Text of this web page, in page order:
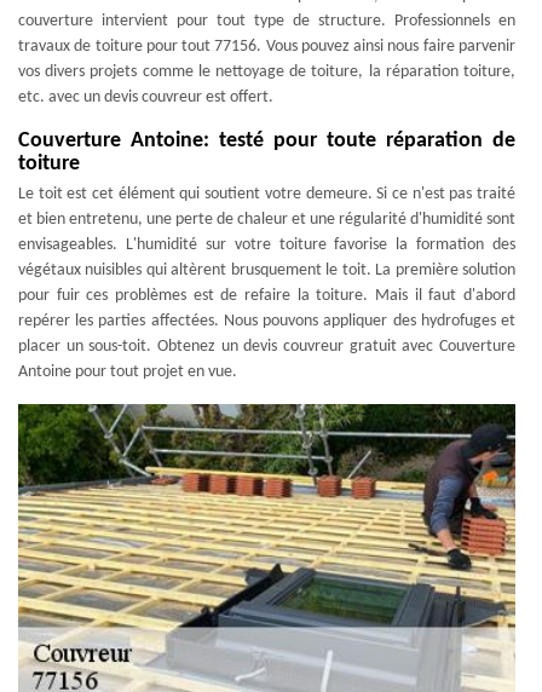
couverture intervient pour tout type de structure. Professionnels en
travaux de toiture pour tout 77156. Vous pouvez ainsi nous faire parvenir
vos divers projets comme le nettoyage de toiture, la réparation toiture,
etc. avec un devis couvreur est offert.
Couverture Antoine: testé pour toute réparation de
toiture
Le toit est cet élément qui soutient votre demeure. Si ce n'est pas traité
et bien entretenu, une perte de chaleur et une régularité d'humidité sont
envisageables. L'humidité sur votre toiture favorise la formation des
végétaux nuisibles qui altèrent brusquement le toit. La première solution
pour fuir ces problèmes est de refaire la toiture. Mais il faut d'abord
repérer les parties affectées. Nous pouvons appliquer des hydrofuges et
placer un sous-toit. Obtenez un devis couvreur gratuit avec Couverture
Antoine pour tout projet en vue.